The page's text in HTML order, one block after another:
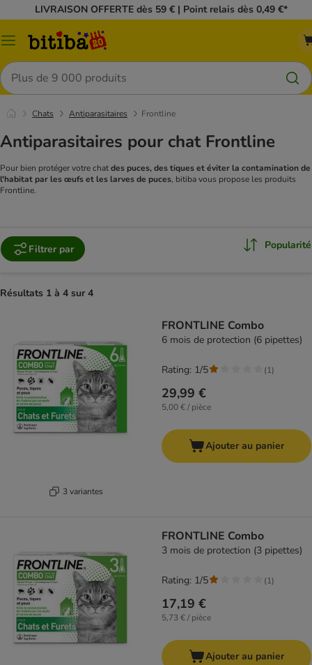
LIVRAISON OFFERTE dès 59 € | Point relais dès 0,49 €*
Menu
Rechercher
Chats Antiparasitaires Frontline
Antiparasitaires pour chat Frontline
Pour bien protéger votre chatdes puces, des tiques et éviter la contamination de
l'habitat par les œufs et les larves de puces, bitiba vous propose les produits
Frontline.
Filtrer par Popularité
Résultats 1 à 4 sur 4
3 variantes
FRONTLINE Combo
6 mois de protection (6 pipettes)
29,99 €
5,00 € / pièce
Rating: 1/5 (1)
Ajouter au panier
FRONTLINE Combo
3 mois de protection (3 pipettes)
17,19 €
5,73 € / pièce
Rating: 1/5 (1)
Ajouter au panier